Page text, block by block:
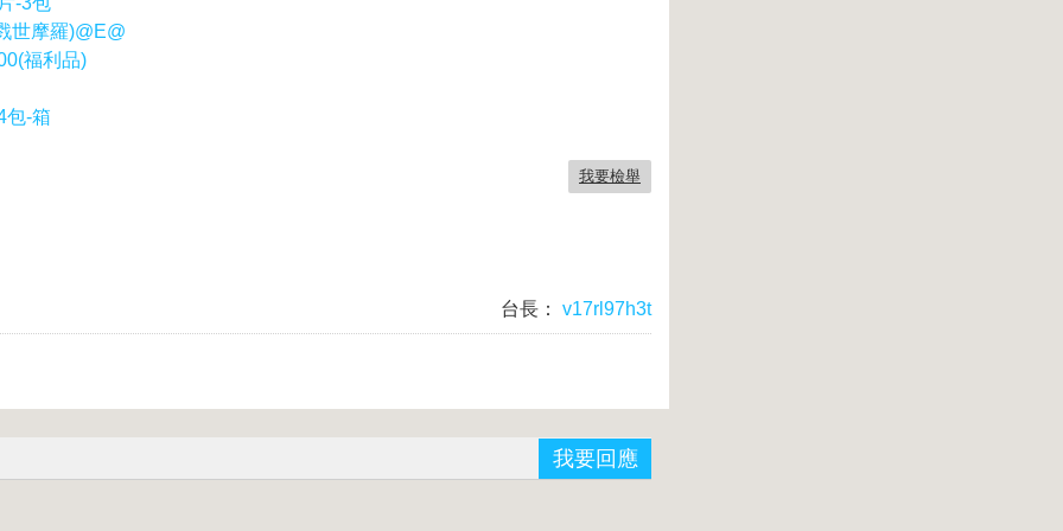
世摩羅)@E@
福利品)
包-箱
我要檢舉
台長： v17rl97h3t
我要回應